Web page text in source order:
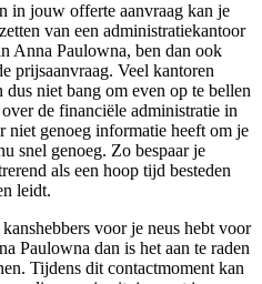
in jouw offerte aanvraag kan je
van een administratiekantoor
Anna Paulowna, ben dan ook
prijsaanvraag. Veel kantoren
dus niet bang om even op te bellen
de financiële administratie in
niet genoeg informatie heeft om je
snel genoeg. Zo bespaar je
als een hoop tijd besteden
leidt.
voor je neus hebt voor
Paulowna dan is het aan te raden
Tijdens dit contactmoment kan